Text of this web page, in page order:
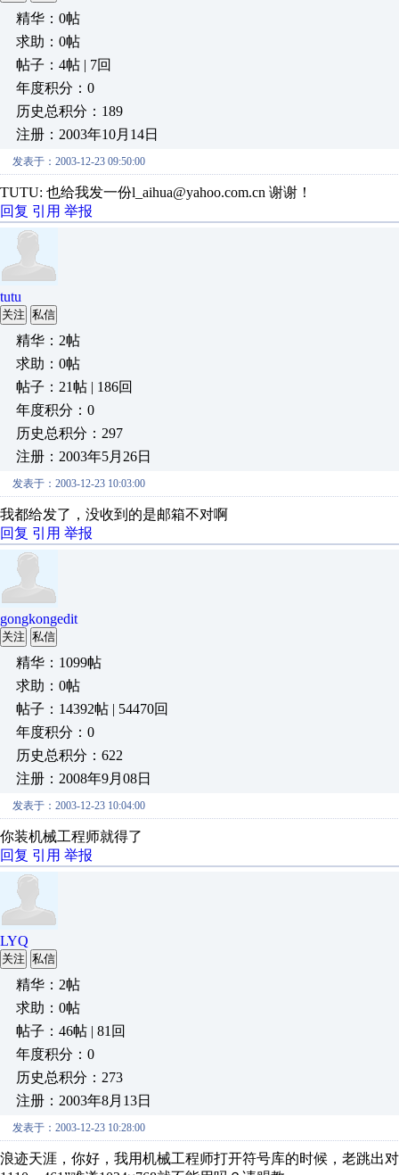
精华：0帖
求助：0帖
帖子：4帖 | 7回
年度积分：0
历史总积分：189
注册：2003年10月14日
发表于：2003-12-23 09:50:00
TUTU: 也给我发一份l_aihua@yahoo.com.cn 谢谢！
回复 引用 举报
tutu
关注 私信
精华：2帖
求助：0帖
帖子：21帖 | 186回
年度积分：0
历史总积分：297
注册：2003年5月26日
发表于：2003-12-23 10:03:00
我都给发了，没收到的是邮箱不对啊
回复 引用 举报
gongkongedit
关注 私信
精华：1099帖
求助：0帖
帖子：14392帖 | 54470回
年度积分：0
历史总积分：622
注册：2008年9月08日
发表于：2003-12-23 10:04:00
你装机械工程师就得了
回复 引用 举报
LYQ
关注 私信
精华：2帖
求助：0帖
帖子：46帖 | 81回
年度积分：0
历史总积分：273
注册：2003年8月13日
发表于：2003-12-23 10:28:00
浪迹天涯，你好，我用机械工程师打开符号库的时候，老跳出